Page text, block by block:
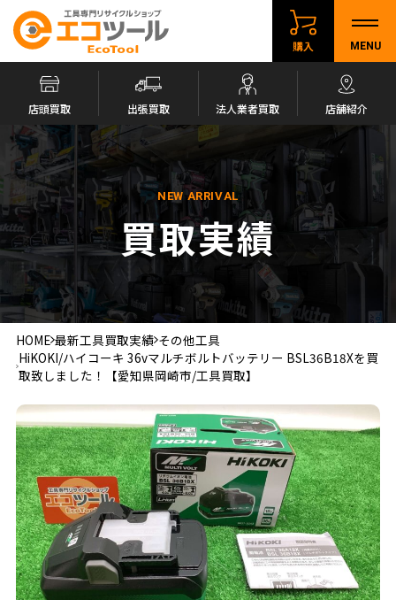
購入 MENU
店頭買取 出張買取 法人業者買取 店舗紹介
NEW ARRIVAL
買取実績
HOME 最新工具買取実績 その他工具
HiKOKI/ハイコーキ 36vマルチボルトバッテリー BSL36B18Xを買
取致しました！【愛知県岡崎市/工具買取】